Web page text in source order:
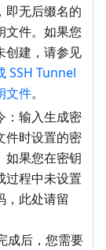
即无后缀名的
文件。如果您
创建，请参见
SSH Tunnel
文件。
：输入生成密
件时设置的密
如果您在密钥
过程中未设置
，此处请留
成后，您需要